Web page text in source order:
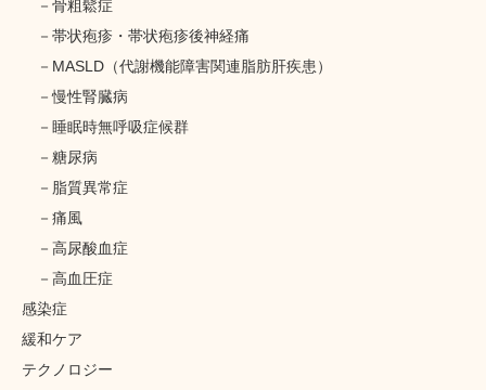
骨粗鬆症
帯状疱疹・帯状疱疹後神経痛
MASLD（代謝機能障害関連脂肪肝疾患）
慢性腎臓病
睡眠時無呼吸症候群
糖尿病
脂質異常症
痛風
高尿酸血症
高血圧症
感染症
緩和ケア
テクノロジー